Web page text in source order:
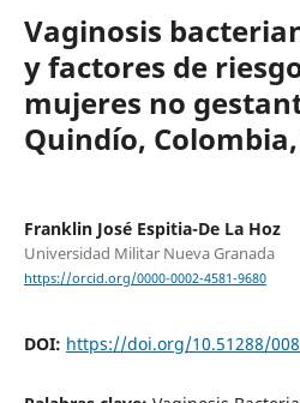
Vaginosis
y factores de
mujeres no
Quindío, Colombia,
Franklin José Espitia-De La Hoz
Universidad Militar Nueva Granada
https://orcid.org/0000-0002-4581-9680
DOI: https://doi.org/10.51288/